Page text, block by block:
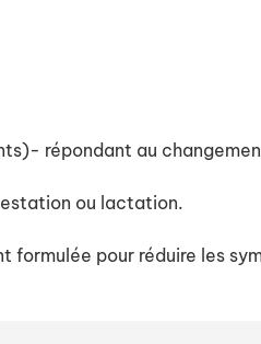
répondant au
ou lactation.
pour réduire les